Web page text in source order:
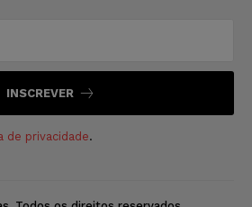
INSCREVER
de privacidade.